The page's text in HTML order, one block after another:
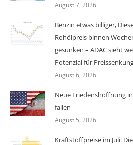
August 7, 2026
Benzin etwas billiger,
Rohölpreis binnen
gesunken – ADAC sieht
Potenzial für
August 6, 2026
Neue Friedenshoffnung
fallen
August 5, 2026
Kraftstoffpreise im Juli: